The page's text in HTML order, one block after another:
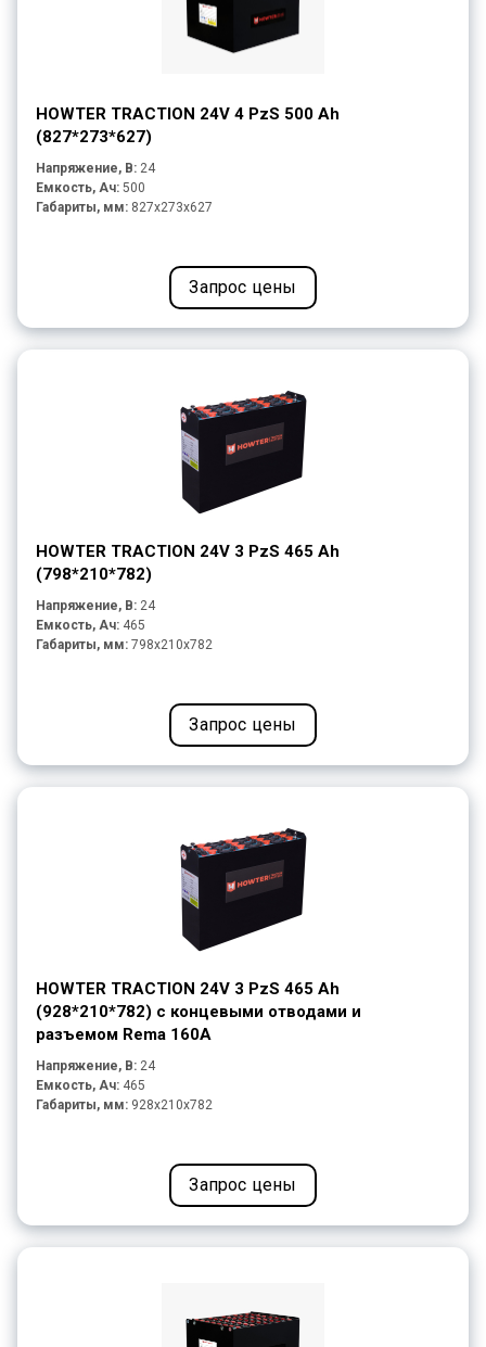
HOWTER TRACTION 24V 4 PzS 500 Ah
(827*273*627)
Напряжение, В: 24
Емкость, Ач: 500
Габариты, мм: 827x273x627
Запрос цены
HOWTER TRACTION 24V 3 PzS 465 Ah
(798*210*782)
Напряжение, В: 24
Емкость, Ач: 465
Габариты, мм: 798x210x782
Запрос цены
HOWTER TRACTION 24V 3 PzS 465 Ah
(928*210*782) с концевыми отводами и
разъемом Rema 160A
Напряжение, В: 24
Емкость, Ач: 465
Габариты, мм: 928x210x782
Запрос цены